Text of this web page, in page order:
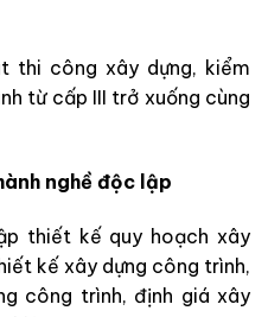
thi công xây dựng, kiểm
từ cấp III trở xuống cùng
nghề độc lập
thiết kế quy hoạch xây
kế xây dựng công trình,
công trình, định giá xây